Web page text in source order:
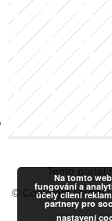
DISKUTÉRA NA RADIOTV
STARŠÍCH DISKUZÍ
Tento portál
© Copyright
Na tomto
fungování a
účely cílení
partnery pro
nastavení